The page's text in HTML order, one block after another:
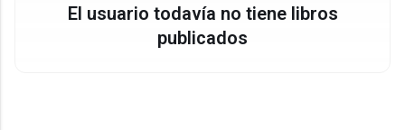
El usuario todavía no tiene libros
publicados